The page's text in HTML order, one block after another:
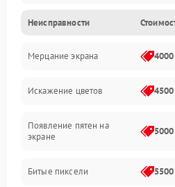
Питание и запуск
Подсветка и LED-модули
Звук и аудиосистема
Сигнал и приём каналов
Неисправности
Мерцание экрана
Искажение цветов
Появление пятен на
экране
Битые пиксели